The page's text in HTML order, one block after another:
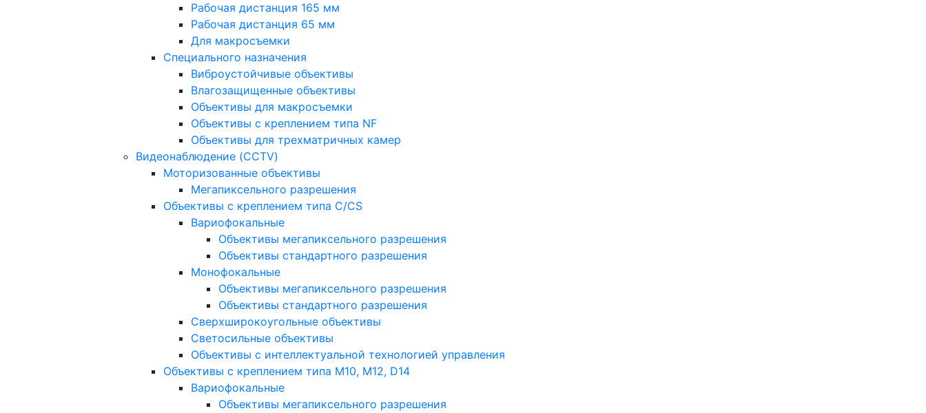
Рабочая дистанция 165 мм
Рабочая дистанция 65 мм
Для макросъемки
Специального назначения
Виброустойчивые объективы
Влагозащищенные объективы
Объективы для макросъемки
Объективы с креплением типа NF
Объективы для трехматричных камер
Видеонаблюдение (CCTV)
Моторизованные объективы
Мегапиксельного разрешения
Объективы с креплением типа C/CS
Вариофокальные
Объективы мегапиксельного разрешения
Объективы стандартного разрешения
Монофокальные
Объективы мегапиксельного разрешения
Объективы стандартного разрешения
Сверхширокоугольные объективы
Светосильные объективы
Объективы с интеллектуальной технологией управления
Объективы с креплением типа M10, M12, D14
Вариофокальные
Объективы мегапиксельного разрешения